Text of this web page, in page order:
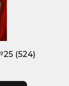
(524)